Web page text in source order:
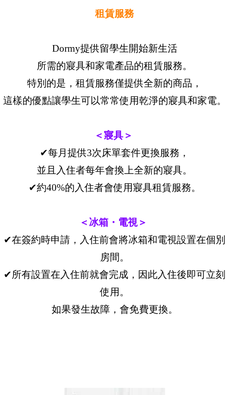
租賃服務
Dormy提供留學生開始新生活
所需的寢具和家電產品的租賃服務。
特別的是，租賃服務僅提供全新的商品，
這樣的優點讓學生可以常常使用乾淨的寢具和家電。
＜寢具＞
✔每月提供3次床單套件更換服務，
並且入住者每年會換上全新的寢具。
✔約40%的入住者會使用寢具租賃服務。
＜冰箱・電視＞
✔在簽約時申請，入住前會將冰箱和電視設置在個別
房間。
✔所有設置在入住前就會完成，因此入住後即可立刻
使用。
如果發生故障，會免費更換。